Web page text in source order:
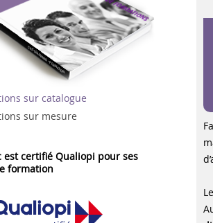
sur catalogue
sur mesure
est certifié Qualiopi pour ses
formation